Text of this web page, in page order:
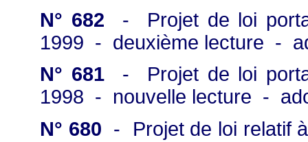
N° 682 - Projet de loi
1999 - deuxième lecture -
N° 681- Projet de loi
1998 - nouvelle lecture -
N° 680 - Projet de loi relatif